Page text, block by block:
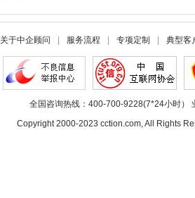
关于中企顾问 服务流程 专项定制 典型客
全国咨询热线：400-700-9228(7*24小时）
Copyright 2000-2023 cction.com, All Rights